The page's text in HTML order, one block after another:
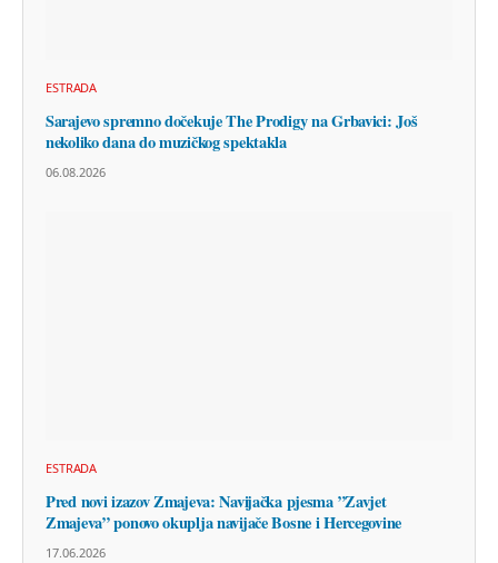
ESTRADA
Sarajevo spremno dočekuje The Prodigy na Grbavici: Još
nekoliko dana do muzičkog spektakla
06.08.2026
ESTRADA
Pred novi izazov Zmajeva: Navijačka pjesma ”Zavjet
Zmajeva” ponovo okuplja navijače Bosne i Hercegovine
17.06.2026